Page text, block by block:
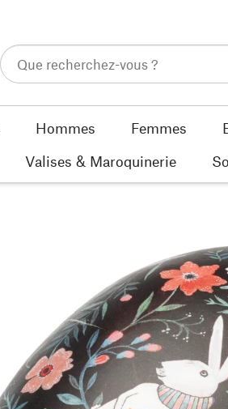
Hommes Femmes
Valises & Maroquinerie